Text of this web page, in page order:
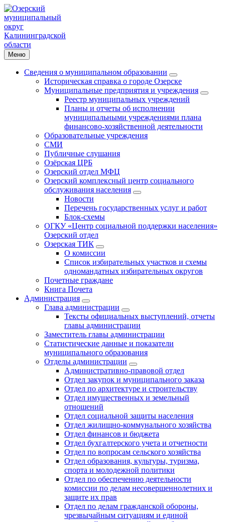
Меню
Сведения о муниципальном образовании
Историческая справка о городе Озерске
Муниципальные предприятия и учреждения
Реестр муниципальных учреждений
Планы и отчеты об исполнении
муниципальными учреждениями плана
финансово-хозяйственной деятельности
Образовательные учреждения
СМИ
Публичные слушания
Озёрская ЦРБ
Озерский отдел МФЦ
Озерский комплексный центр социального
обслуживания населения
Новости
Перечень государственных услуг и работ
Блок-схемы
ОГКУ «Центр социальной поддержки населения»
Озерский отдел
Озерская ТИК
О комиссии
Список избирательных участков и схемы
одномандатных избирательных округов
Почетные граждане
Книга Почета
Администрация
Глава администрации
Тексты официальных выступлений, отчеты
главы администрации
Заместитель главы администрации
Статистические данные и показатели
муниципального образования
Отделы администрации
Административно-правовой отдел
Отдел закупок и муниципального заказа
Отдел по архитектуре и строительству
Отдел имущественных и земельный
отношений
Отдел социальной защиты населения
Отдел жилищно-коммунального хозяйства
Отдел финансов и бюджета
Отдел бухгалтерского учета и отчетности
Отдел по вопросам сельского хозяйства
Отдел образования, культуры, туризма,
спорта и молодежной политики
Отдел по обеспечению деятельности
комиссии по делам несовершеннолетних и
защите их прав
Отдел по делам гражданской обороны,
чрезвычайным ситуациям и единой